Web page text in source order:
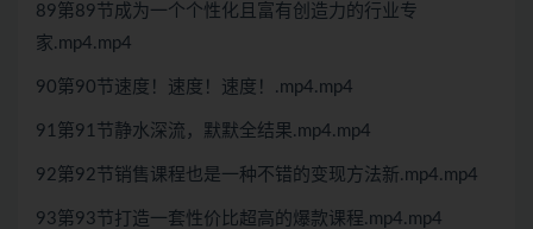
89第89节成为一个个性化且富有创造力的行业专
家.mp4.mp4
90第90节速度！速度！速度！.mp4.mp4
91第91节静水深流，默默全结果.mp4.mp4
92第92节销售课程也是一种不错的变现方法新.mp4.mp4
93第93节打造一套性价比超高的爆款课程.mp4.mp4